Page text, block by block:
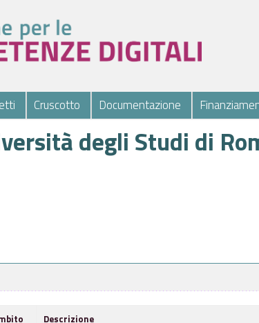
Cruscotto Documentazione
degli Studi di
Descrizione